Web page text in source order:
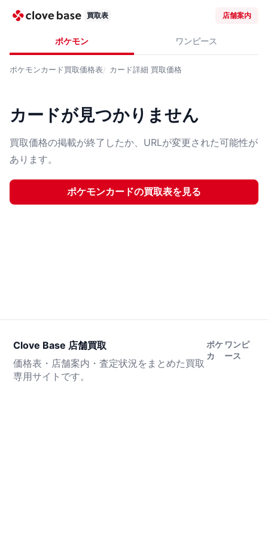
買取表 店舗案内
ポケモン ワンピース
ポケモンカード買取価格表 カード詳細 買取価格
カードが見つかりません
買取価格の掲載が終了したか、URLが変更された可能性が
あります。
ポケモンカードの買取表を見る
Clove Base 店舗買取
価格表・店舗案内・査定状況をまとめた買取
専用サイトです。
ポケ
カ
ワンピ
ース